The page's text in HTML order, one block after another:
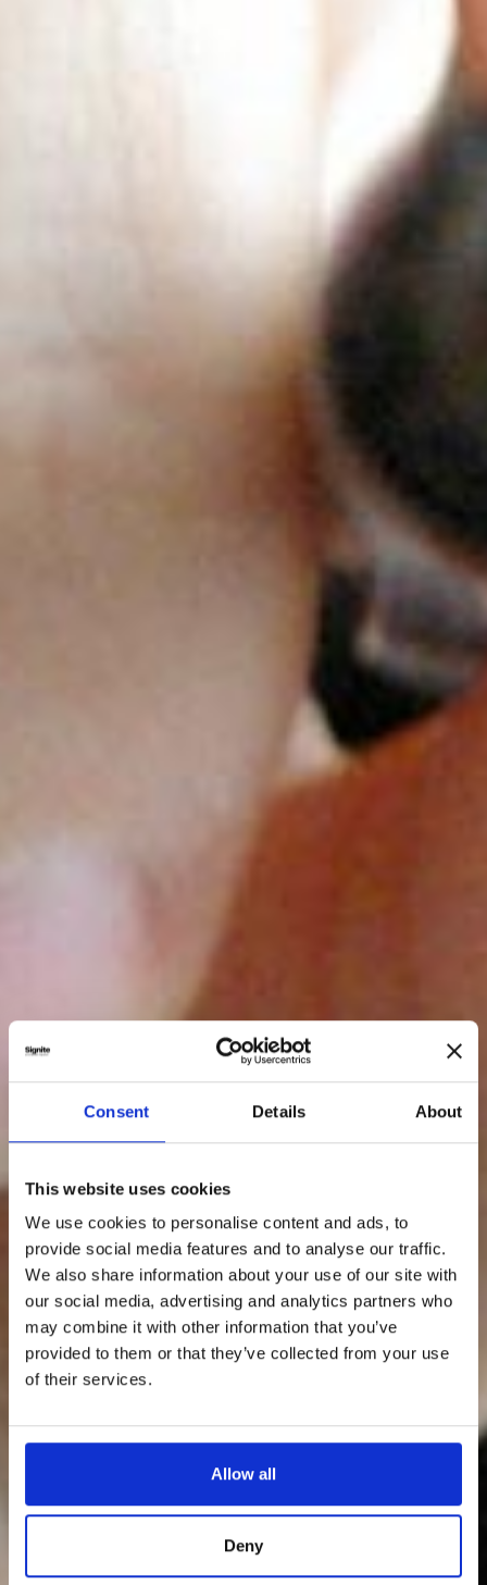
Consent Details About
This website uses cookies
We use cookies to personalise content and ads, to
provide social media features and to analyse our traffic.
We also share information about your use of our site with
our social media, advertising and analytics partners who
may combine it with other information that you’ve
provided to them or that they’ve collected from your use
of their services.
Allow all
Deny